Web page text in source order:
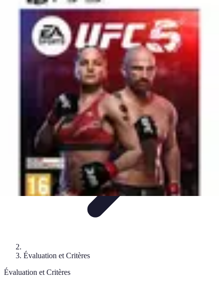
Medical Direct
Conseils pratiquesComprendre la médecine directeChoix du
professionnelServices MédicauxAvantages de la médecine directe
Medical Direct
Évaluation et Critères
Évaluation et Critères